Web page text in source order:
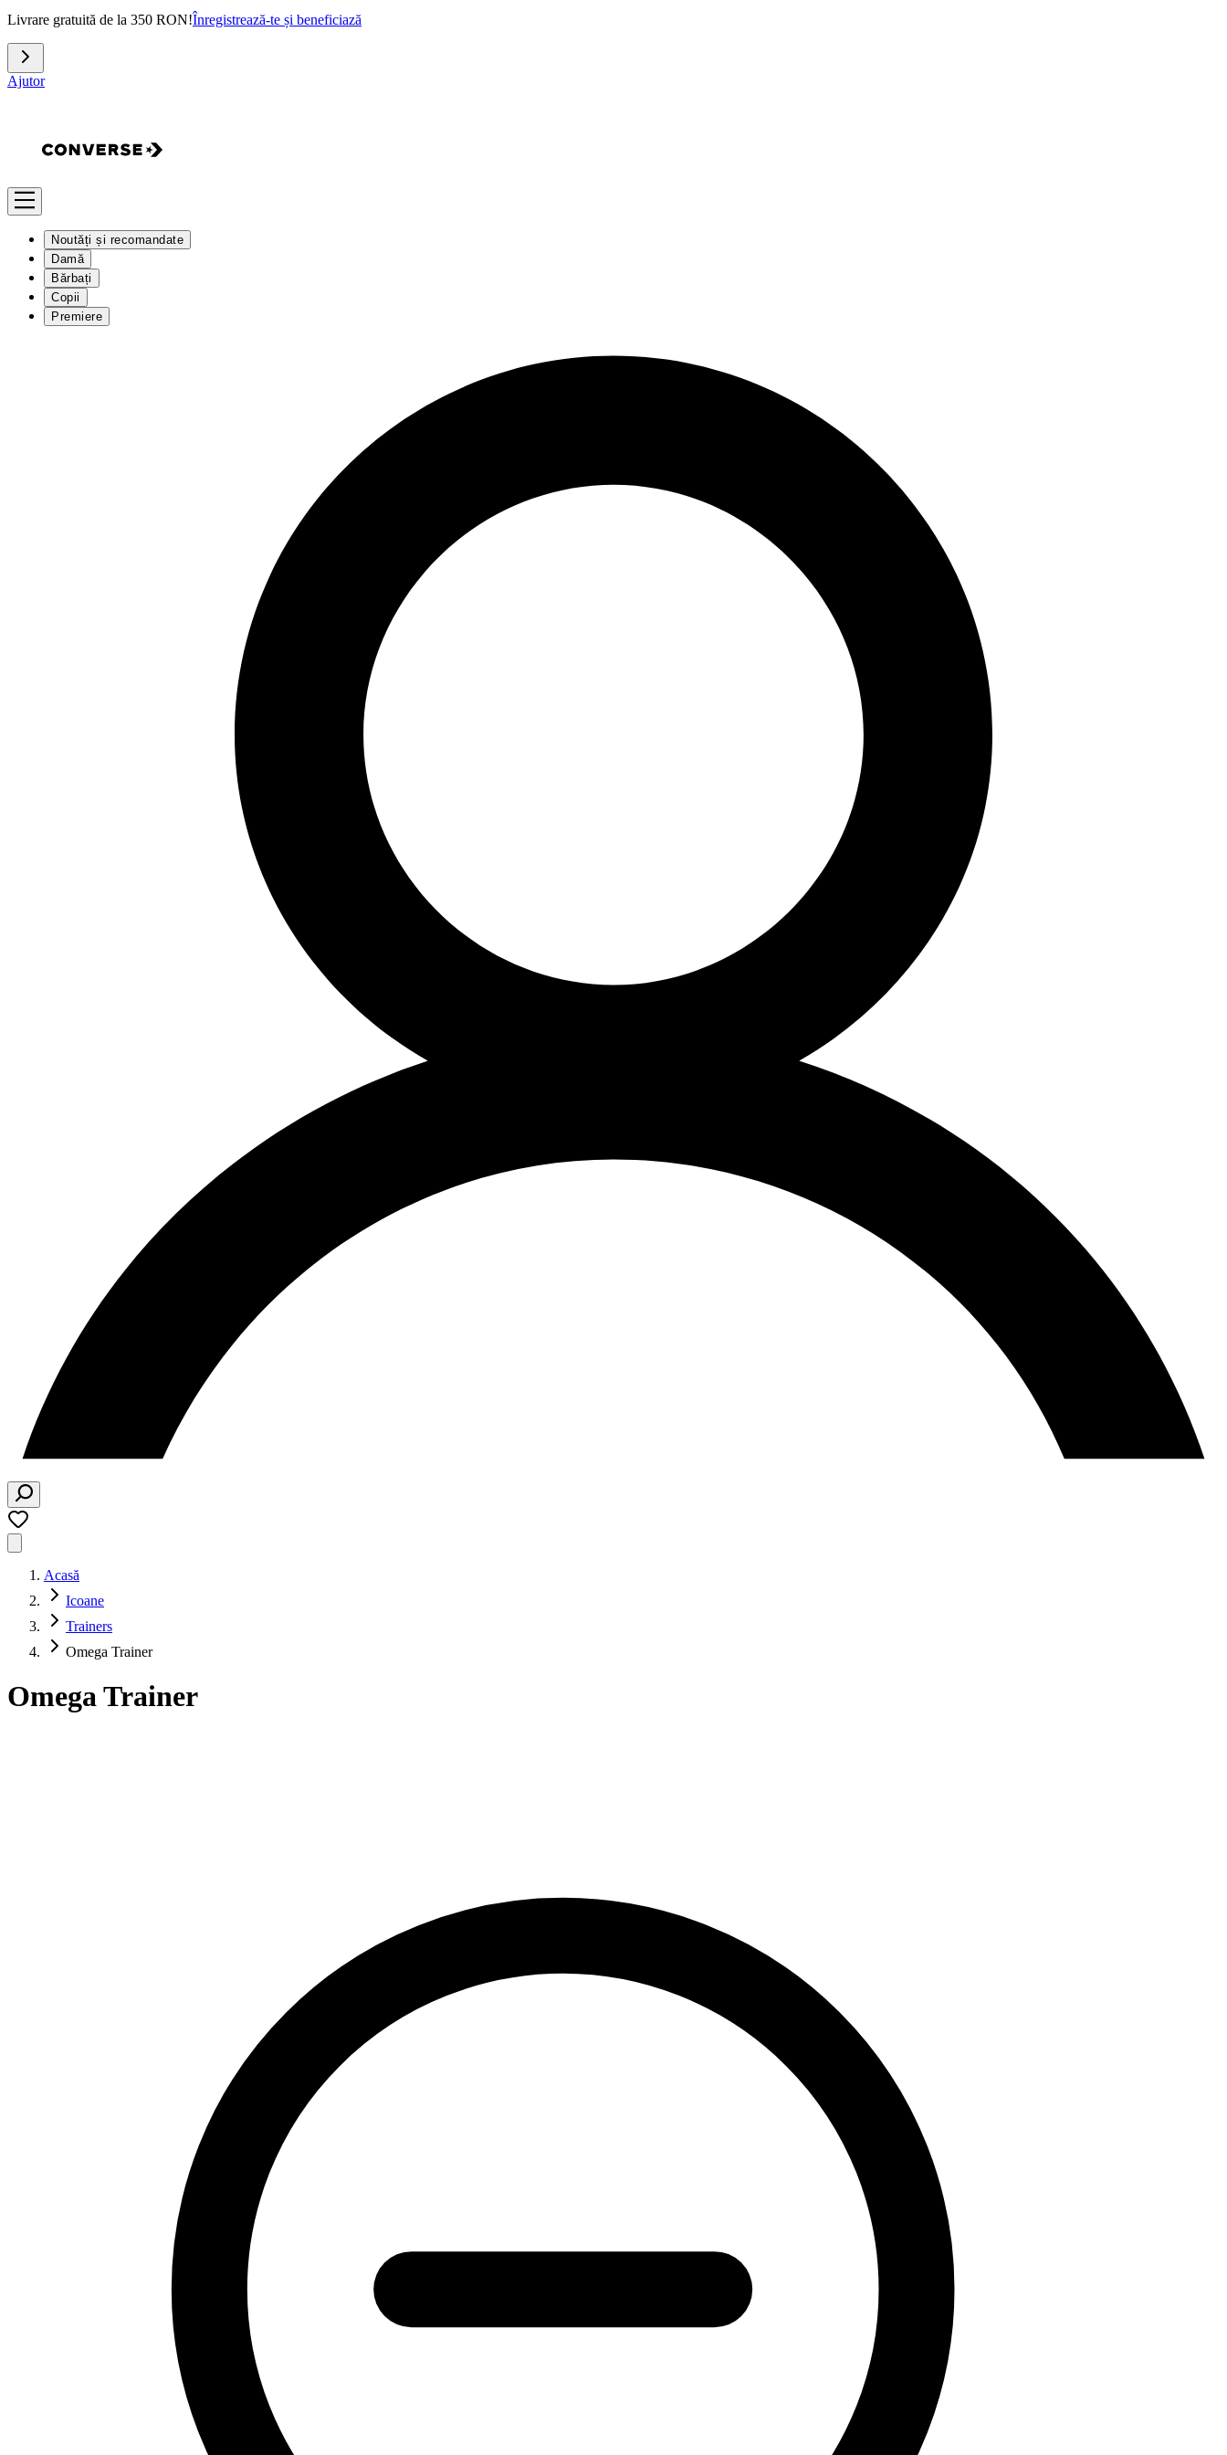
Livrare gratuită de la 350 RON!Înregistrează-te și beneficiază
Ajutor
Noutăți și recomandate
Damă
Bărbați
Copii
Premiere
Acasă
Icoane
Trainers
Omega Trainer
Omega Trainer